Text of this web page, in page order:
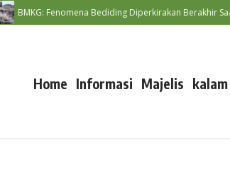
BMKG: Fenomena Bediding Diperkirakan Berakhir Saat
Home Informasi Majelis